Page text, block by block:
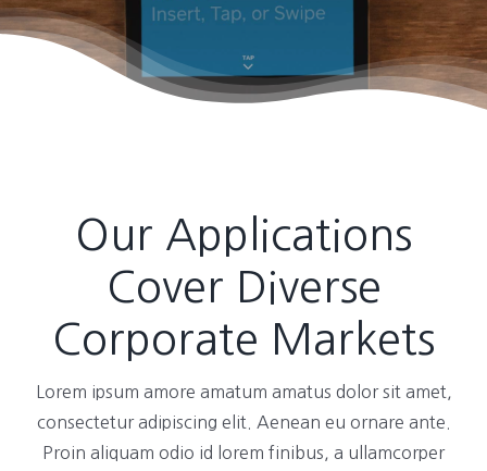
Our Applications
Cover Diverse
Corporate Markets
Lorem ipsum amore amatum amatus dolor sit amet,
consectetur adipiscing elit. Aenean eu ornare ante.
Proin aliquam odio id lorem finibus, a ullamcorper